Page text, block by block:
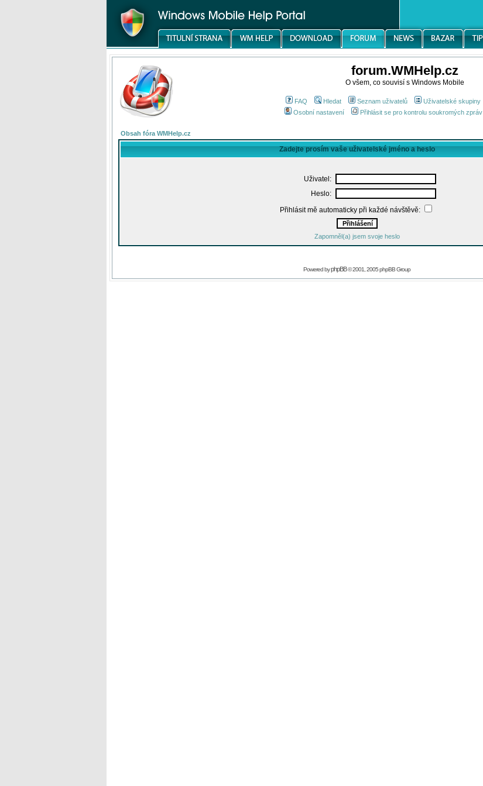
forum.WMHelp.cz
O všem, co souvisí s Windows Mobile
FAQ Hledat Seznam uživatelů Uživatelské skupiny
Osobní nastavení
Přihlásit se pro kontrolu soukromých zpráv
Obsah fóra WMHelp.cz
Zadejte prosím vaše uživatelské jméno a heslo
Uživatel:
Heslo:
Přihlásit mě automaticky při každé návštěvě:
Zapomněl(a) jsem svoje heslo
Powered byphpBB© 2001, 2005 phpBB Group